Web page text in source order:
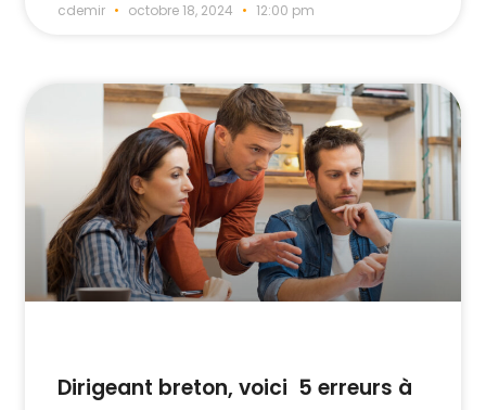
cdemir octobre 18, 2024 12:00 pm
Dirigeant breton, voici 5 erreurs à